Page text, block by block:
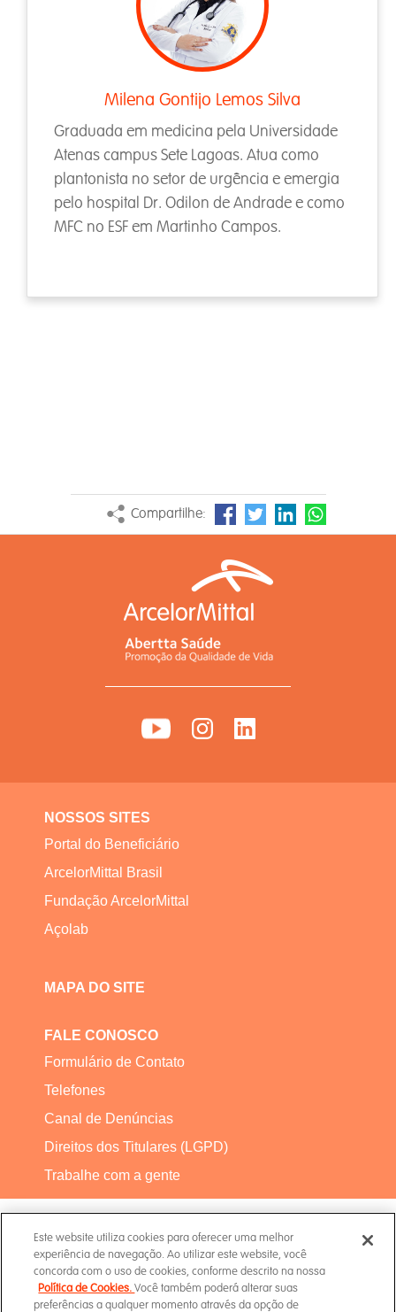
Milena Gontijo Lemos Silva
Graduada em medicina pela Universidade
Atenas campus Sete Lagoas. Atua como
plantonista no setor de urgência e emergia
pelo hospital Dr. Odilon de Andrade e como
MFC no ESF em Martinho Campos.
Compartilhe:
NOSSOS SITES
Portal do Beneficiário
ArcelorMittal Brasil
Fundação ArcelorMittal
Açolab
MAPA DO SITE
FALE CONOSCO
Formulário de Contato
Telefones
Canal de Denúncias
Direitos dos Titulares (LGPD)
Trabalhe com a gente
Termos de Uso
Este website utiliza cookies para oferecer uma melhor
experiência de navegação. Ao utilizar este website, você
concorda com o uso de cookies, conforme descrito na nossa
Política de Cookies.Você também poderá alterar suas
preferências a qualquer momento através da opção de